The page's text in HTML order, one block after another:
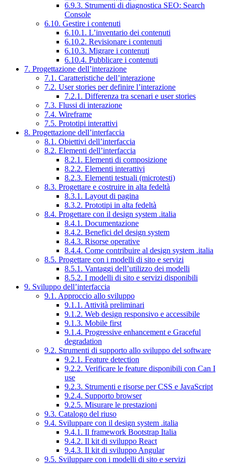
6.9.3. Strumenti di diagnostica SEO: Search
Console
6.10. Gestire i contenuti
6.10.1. L’inventario dei contenuti
6.10.2. Revisionare i contenuti
6.10.3. Migrare i contenuti
6.10.4. Pubblicare i contenuti
7. Progettazione dell’interazione
7.1. Caratteristiche dell’interazione
7.2. User stories per definire l’interazione
7.2.1. Differenza tra scenari e user stories
7.3. Flussi di interazione
7.4. Wireframe
7.5. Prototipi interattivi
8. Progettazione dell’interfaccia
8.1. Obiettivi dell’interfaccia
8.2. Elementi dell’interfaccia
8.2.1. Elementi di composizione
8.2.2. Elementi interattivi
8.2.3. Elementi testuali (microtesti)
8.3. Progettare e costruire in alta fedeltà
8.3.1. Layout di pagina
8.3.2. Prototipi in alta fedeltà
8.4. Progettare con il design system .italia
8.4.1. Documentazione
8.4.2. Benefici del design system
8.4.3. Risorse operative
8.4.4. Come contribuire al design system .italia
8.5. Progettare con i modelli di sito e servizi
8.5.1. Vantaggi dell’utilizzo dei modelli
8.5.2. I modelli di sito e servizi disponibili
9. Sviluppo dell’interfaccia
9.1. Approccio allo sviluppo
9.1.1. Attività preliminari
9.1.2. Web design responsivo e accessibile
9.1.3. Mobile first
9.1.4. Progressive enhancement e Graceful
degradation
9.2. Strumenti di supporto allo sviluppo del software
9.2.1. Feature detection
9.2.2. Verificare le feature disponibili con Can I
use
9.2.3. Strumenti e risorse per CSS e JavaScript
9.2.4. Supporto browser
9.2.5. Misurare le prestazioni
9.3. Catalogo del riuso
9.4. Sviluppare con il design system .italia
9.4.1. Il framework Bootstrap Italia
9.4.2. Il kit di sviluppo React
9.4.3. Il kit di sviluppo Angular
9.5. Sviluppare con i modelli di sito e servizi